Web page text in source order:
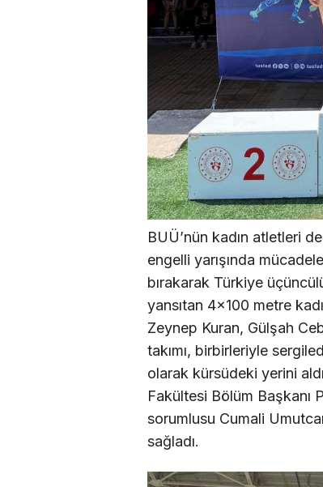
BUÜ’nün kadın atletleri
engelli yarışında
bırakarak Türkiye
yansıtan 4×100 metre
Zeynep Kuran, Gülşah
takımı, birbirleriyle
olarak kürsüdeki yerini
Fakültesi Bölüm Başkanı
sorumlusu Cumali
sağladı.